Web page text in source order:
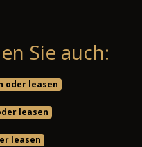
Sie auch:
oder leasen
leasen
leasen